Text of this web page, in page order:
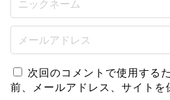
次回のコメントで使用する
前、メールアドレス、サイトを